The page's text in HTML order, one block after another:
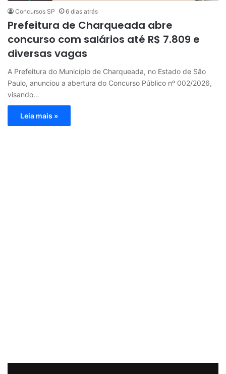
Concursos SP 6 dias atrás
Prefeitura de Charqueada abre
concurso com salários até R$ 7.809 e
diversas vagas
A Prefeitura do Município de Charqueada, no Estado de São
Paulo, anunciou a abertura do Concurso Público nº 002/2026,
visando…
Leia mais »